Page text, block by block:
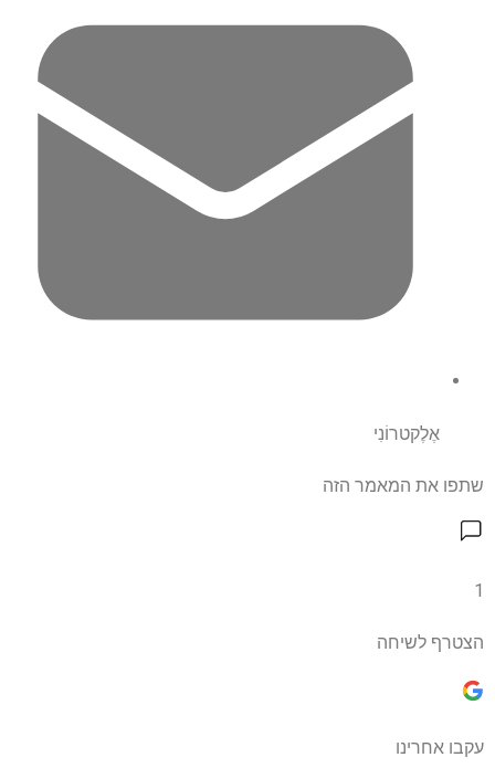
אֶלֶקטרוֹנִי
שתפו את המאמר הזה
1
הצטרף לשיחה
עקבו אחרינו